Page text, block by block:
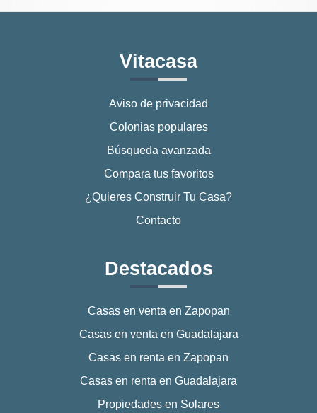
Vitacasa
Aviso de privacidad
Colonias populares
Búsqueda avanzada
Compara tus favoritos
¿Quieres Construir Tu Casa?
Contacto
Destacados
Casas en venta en Zapopan
Casas en venta en Guadalajara
Casas en renta en Zapopan
Casas en renta en Guadalajara
Propiedades en Solares